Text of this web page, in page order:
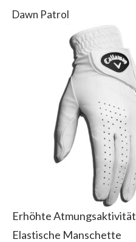
Dawn Patrol
Erhöhte Atmungsaktivität
Elastische Manschette